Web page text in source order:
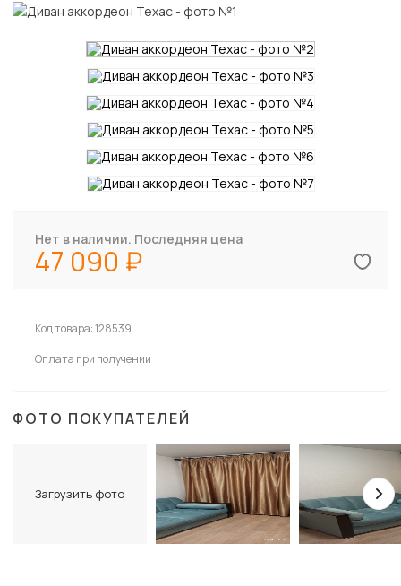
Нет в наличии. Последняя цена
47 090
Код товара:128539
Оплата при получении
ФОТО ПОКУПАТЕЛЕЙ
Загрузить фото